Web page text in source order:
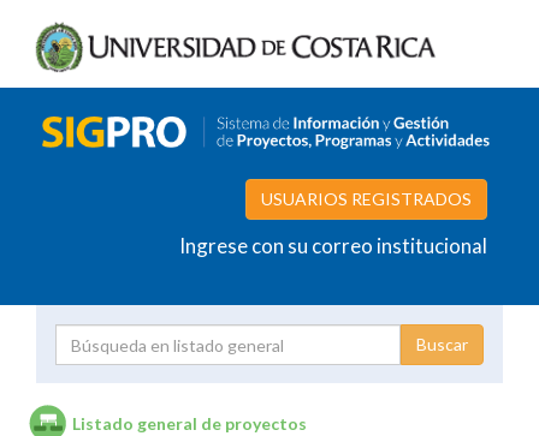
USUARIOS REGISTRADOS
Ingrese con su correo institucional
Listado general de proyectos